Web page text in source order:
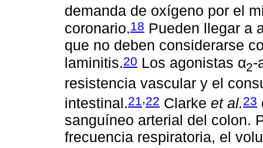
demanda de oxígeno por el
coronario.18 Pueden llegar a
que no deben considerarse
laminitis.20 Los agonistas α2-
resistencia vascular y el
intestinal.21,22 Clarke et al.23
sanguíneo arterial del colon.
frecuencia respiratoria, el